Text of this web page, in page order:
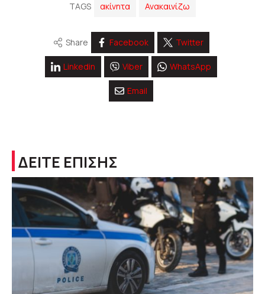
TAGS ακίνητα Ανακαινίζω
Share Facebook Twitter
Linkedin Viber WhatsApp
Email
ΔΕΙΤΕ ΕΠΙΣΗΣ